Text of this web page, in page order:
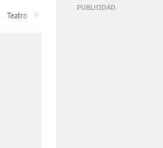
Teatro Feria de Editores